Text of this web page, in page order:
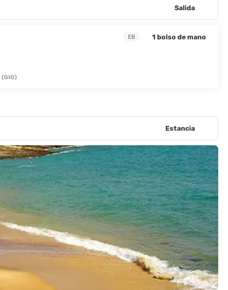
Salida
(GIG)
EB 1 bolso de mano
Estancia